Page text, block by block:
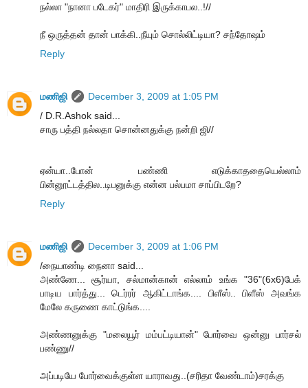
நல்லா "நானா படேகர்" மாதிரி இருக்காபல..!//
நீ ஒருத்தன் தான் பாக்கி..நீயும் சொல்லிட்டியா? சந்தோஷம்
Reply
மணிஜி
December 3, 2009 at 1:05 PM
/ D.R.Ashok said...
சாரு பத்தி நல்லதா சொன்னதுக்கு நன்றி ஜி//
ஏன்யா..போன் பண்ணி எடுக்காததையெல்லாம்
பின்னூட்டத்தில..டிபனுக்கு என்ன பல்பமா சாப்பிடறே?
Reply
மணிஜி
December 3, 2009 at 1:06 PM
/நையாண்டி நைனா said...
அண்ணே... சூர்யா, சல்மான்கான் எல்லாம் உங்க "36"(6x6)பேக்
பாடிய பார்த்து... டெர்ரர் ஆகிட்டாங்க.... பிளீஸ்.. பிளீஸ் அவங்க
மேலே கருணை காட்டுங்க....
அண்ணனுக்கு "மலையூர் மம்பட்டியான்" போர்வை ஒன்னு பார்சல்
பண்ணு//
அப்படியே போர்வைக்குள்ள யாராவது..(சரிதா வேண்டாம்)சரக்கு